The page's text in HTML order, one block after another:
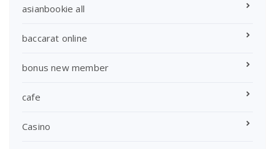
asianbookie all
baccarat online
bonus new member
cafe
Casino